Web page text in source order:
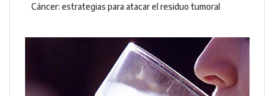
Cáncer: estrategias para atacar el residuo tumoral